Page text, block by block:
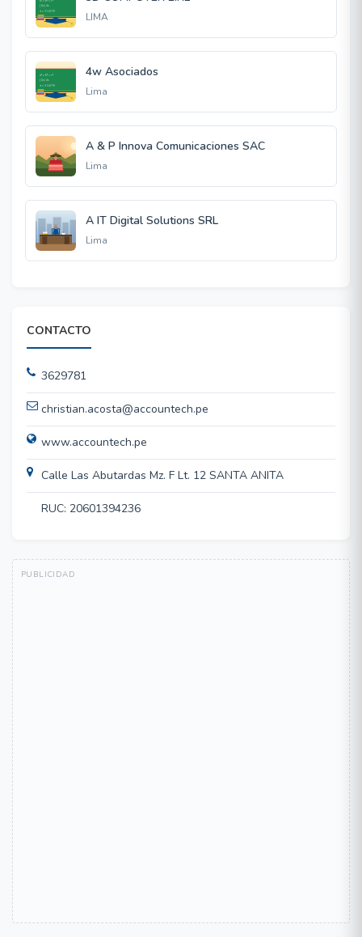
LIMA
4w Asociados
Lima
A & P Innova Comunicaciones SAC
Lima
A IT Digital Solutions SRL
Lima
CONTACTO
3629781
christian.acosta@accountech.pe
www.accountech.pe
Calle Las Abutardas Mz. F Lt. 12 SANTA ANITA
RUC: 20601394236